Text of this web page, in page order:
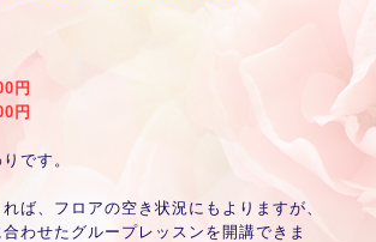
円
円
です。
ば、フロアの空き状況にもよりますが、
わせたグループレッスンを開講できま